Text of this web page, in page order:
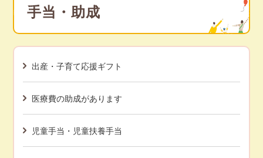
手当・助成
出産・子育て応援ギフト
医療費の助成があります
児童手当・児童扶養手当